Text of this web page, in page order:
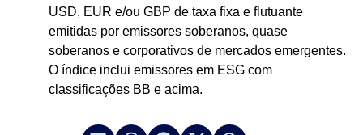
USD, EUR e/ou GBP de taxa fixa e flutuante
emitidas por emissores soberanos, quase
soberanos e corporativos de mercados emergentes.
O índice inclui emissores em ESG com
classificações BB e acima.